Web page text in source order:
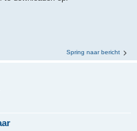
Spring naar bericht